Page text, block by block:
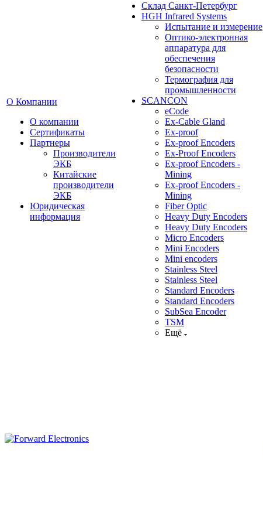
О Компании
О компании
Сертификаты
Партнеры
Производители
ЭКБ
Китайские
производители
ЭКБ
Юридическая
информация
Cклад Санкт-Петербург
HGH Infrared Systems
Испытание и измерение
Оптико-электронная
аппаратура для
обеспечения
безопасности
Термография для
промышленности
SCANCON
eCode
Ex-Cable Gland
Ex-proof
Ex-proof Encoders
Ex-Proof Encoders
Ex-proof Encoders -
Mining
Ex-proof Encoders -
Mining
Fiber Optic
Heavy Duty Encoders
Heavy Duty Encoders
Micro Encoders
Mini Encoders
Mini encoders
Stainless Steel
Stainless Steel
Standard Encoders
Standard Encoders
SubSea Encoder
TSM
Ещё